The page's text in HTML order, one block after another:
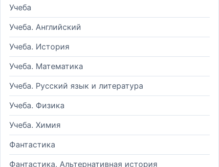
Учеба
Учеба. Английский
Учеба. История
Учеба. Математика
Учеба. Русский язык и литература
Учеба. Физика
Учеба. Химия
Фантастика
Фантастика. Альтернативная история